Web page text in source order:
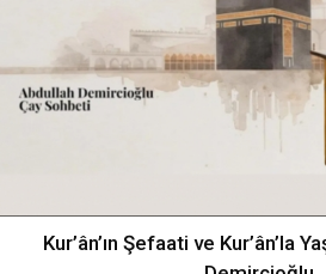
Kur’ân’ın Şefaati ve Kur’ân’la